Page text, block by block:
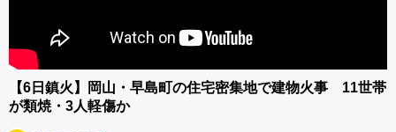
【6日鎮火】岡山・早島町の住宅密集地で建物火事 11世帯
が類焼・3人軽傷か